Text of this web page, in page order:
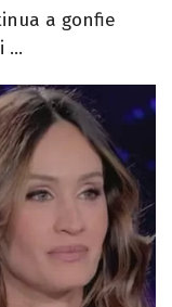
a gonfie
...